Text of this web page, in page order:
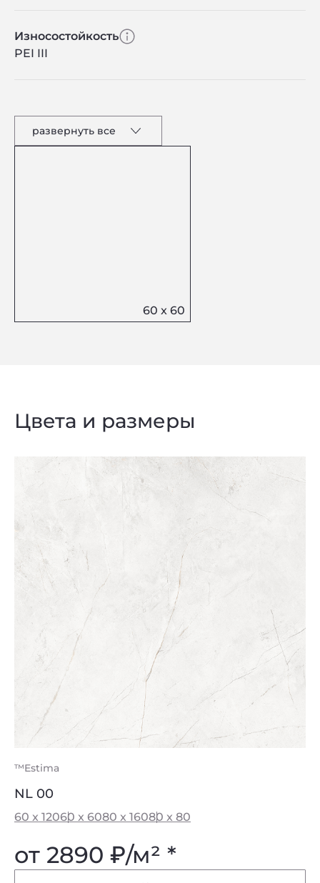
Износостойкость
PEI III
развернуть все
Цвета и размеры
™Estima
NL 00
60 x 12060 x 6080 x 16080 x 80
от 2890 ₽/м² *